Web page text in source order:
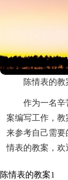
陈情表的教
作为一名
案编写工作，教
来参考自己需
情表的教案，欢
陈情表的教案1